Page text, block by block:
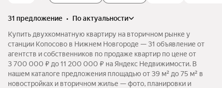
31 предложение •
по актуальности
Купить двухкомнатную квартиру на вторичном рынке у
станции Копосово в Нижнем Новгороде — 31 объявление от
агентств и собственников по продаже квартир по цене от
3 700 000 ₽ до 11 200 000 ₽ на Яндекс Недвижимости. В
нашем каталоге предложения площадью от 39 м² до 75 м² в
новостройках и вторичном жилье — фото, планировки и